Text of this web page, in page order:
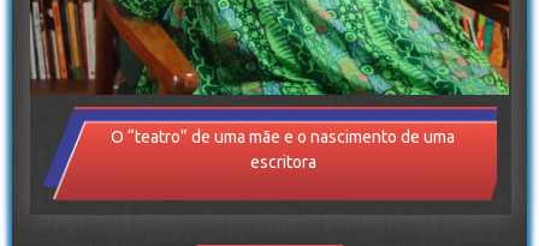
O “teatro” de uma mãe e o nascimento de uma
escritora